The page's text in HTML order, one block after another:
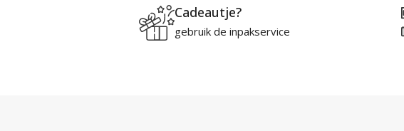
Cadeautje?
gebruik de inpakservice